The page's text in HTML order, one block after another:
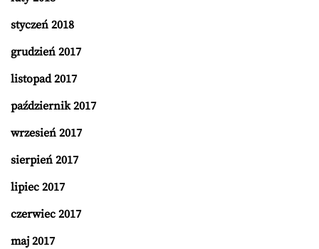
styczeń 2018
grudzień 2017
listopad 2017
październik 2017
wrzesień 2017
sierpień 2017
lipiec 2017
czerwiec 2017
maj 2017